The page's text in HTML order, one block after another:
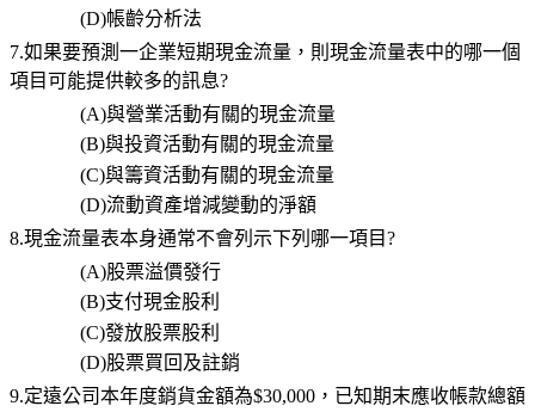
(D)帳齡分析法
7.如果要預測一企業短期現金流量，則現金流量表中的哪一個
項目可能提供較多的訊息?
(A)與營業活動有關的現金流量
(B)與投資活動有關的現金流量
(C)與籌資活動有關的現金流量
(D)流動資產增減變動的淨額
8.現金流量表本身通常不會列示下列哪一項目?
(A)股票溢價發行
(B)支付現金股利
(C)發放股票股利
(D)股票買回及註銷
9.定遠公司本年度銷貨金額為$30,000 ，已知期末應收帳款總額